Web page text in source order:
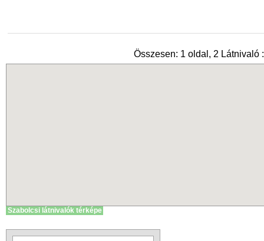
Összesen: 1 oldal, 2 Látnivaló :
Szabolcsi látnivalók térképe